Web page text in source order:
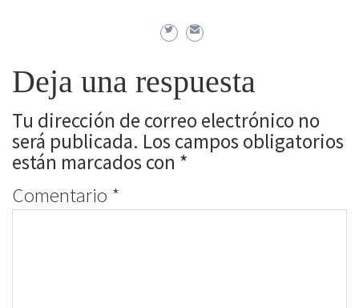
Deja una respuesta
Tu dirección de correo electrónico no
será publicada. Los campos obligatorios
están marcados con *
Comentario *